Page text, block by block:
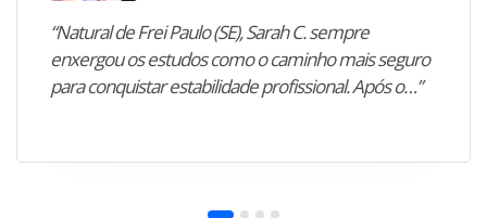
“Natural de Frei Paulo (SE), Sarah C. sempre
enxergou os estudos como o caminho mais seguro
para conquistar estabilidade profissional. Após o…”